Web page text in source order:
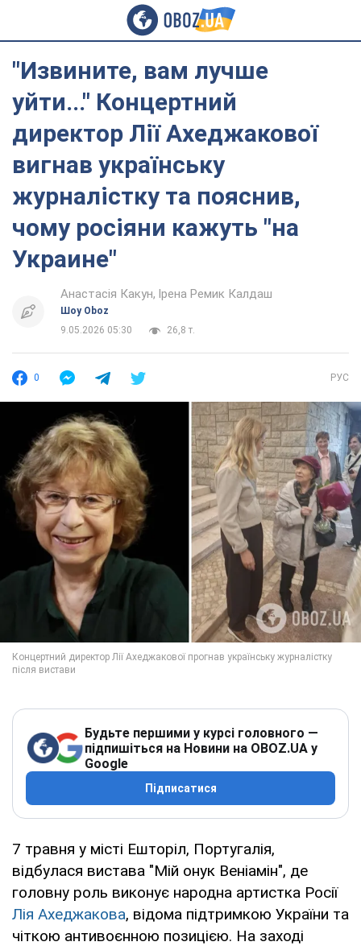
"Извините, вам лучше
уйти..." Концертний
директор Лії Ахеджакової
вигнав українську
журналістку та пояснив,
чому росіяни кажуть "на
Украине"
Анастасія Какун Ірена Ремик Калдаш
Шоу Oboz
9.05.2026 05:30
26,8 т.
0 РУС
Будьте першими у курсі головного —
підпишіться на Новини на OBOZ.UA у
Google
Підписатися
7 травня у місті Ешторіл, Португалія,
відбулася вистава "Мій онук Веніамін", де
головну роль виконує народна артистка Росії
Лія Ахеджакова, відома підтримкою України та
чіткою антивоєнною позицією. На заході